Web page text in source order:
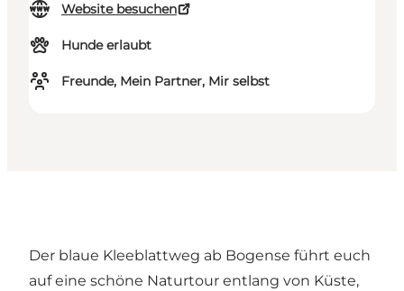
Website besuchen
Hunde erlaubt
Freunde, Mein Partner, Mir selbst
Der blaue Kleeblattweg ab Bogense führt euch
auf eine schöne Naturtour entlang von Küste,